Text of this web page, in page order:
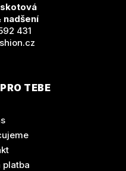
nadšení
431
TEBE
platba